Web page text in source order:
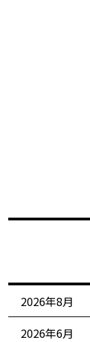
2026年8月
2026年6月